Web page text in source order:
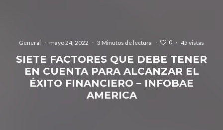
General · mayo 24, 2022 · 3 Minutos de lectura · 0 · 45 vistas
SIETE FACTORES QUE DEBE TENER
EN CUENTA PARA ALCANZAR EL
ÉXITO FINANCIERO – INFOBAE
AMERICA